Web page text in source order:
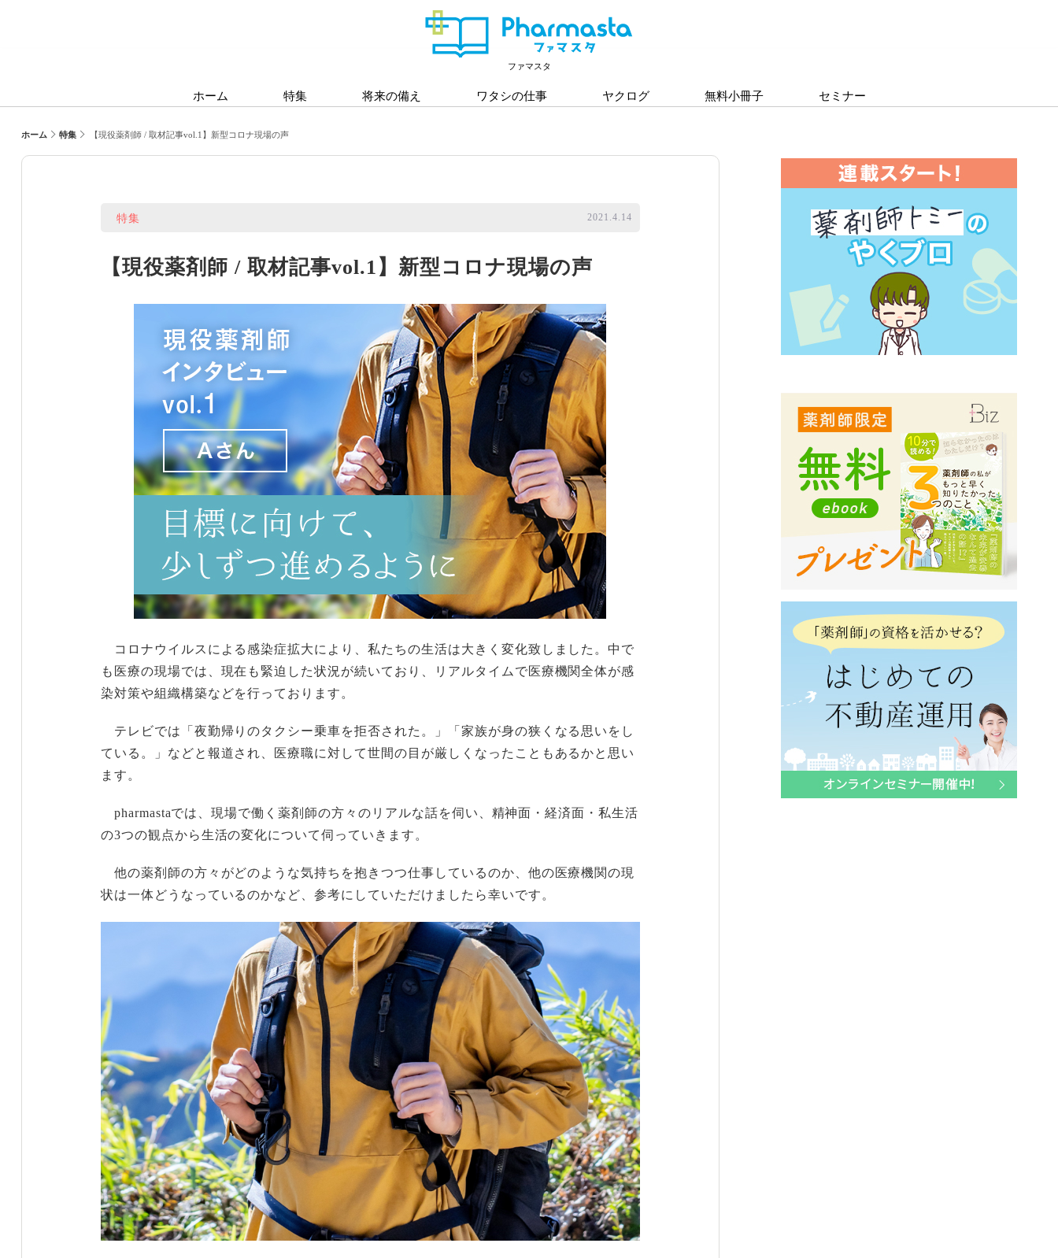
ファマスタ
ホーム 特集 将来の備え ワタシの仕事 ヤクログ 無料小冊子 セミナー
ホーム 特集 【現役薬剤師 / 取材記事vol.1】新型コロナ現場の声
2021.4.14
特集
【現役薬剤師 / 取材記事vol.1】新型コロナ現場の声
コロナウイルスによる感染症拡大により、私たちの生活は大きく変化致しました。中で
も医療の現場では、現在も緊迫した状況が続いており、リアルタイムで医療機関全体が感
染対策や組織構築などを行っております。
テレビでは「夜勤帰りのタクシー乗車を拒否された。」「家族が身の狭くなる思いをし
ている。」などと報道され、医療職に対して世間の目が厳しくなったこともあるかと思い
ます。
pharmastaでは、現場で働く薬剤師の方々のリアルな話を伺い、精神面・経済面・私生活
の3つの観点から生活の変化について伺っていきます。
他の薬剤師の方々がどのような気持ちを抱きつつ仕事しているのか、他の医療機関の現
状は一体どうなっているのかなど、参考にしていただけましたら幸いです。